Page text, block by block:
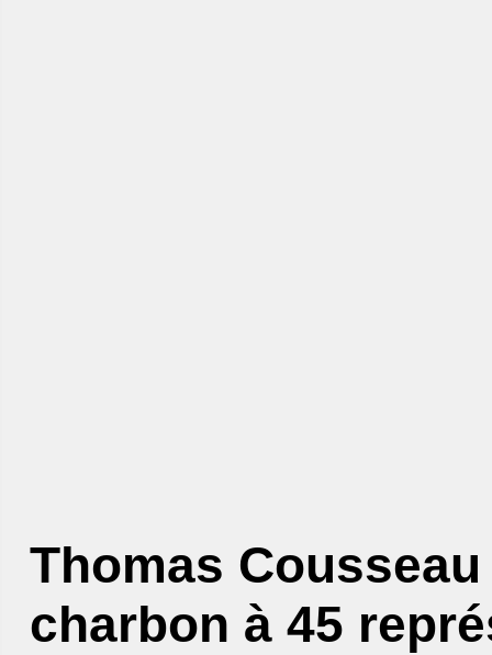
Thomas
charbon à 45